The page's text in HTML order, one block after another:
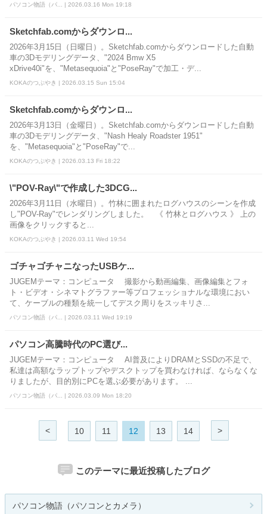
パソコン物語（パ... | 2026.03.16 Mon 19:18
Sketchfab.comからダウンロ...
2026年3月15日（日曜日）。Sketchfab.comからダウンロードした自動
車の3Dモデリングデータ、"2024 Bmw X5
xDrive40i"を、"Metasequoia"と"PoseRay"で加工・デ...
KOKAのつぶやき | 2026.03.15 Sun 15:04
Sketchfab.comからダウンロ...
2026年3月13日（金曜日）。Sketchfab.comからダウンロードした自動
車の3Dモデリングデータ、"Nash Healy Roadster 1951"
を、"Metasequoia"と"PoseRay"で...
KOKAのつぶやき | 2026.03.13 Fri 18:22
\"POV-Ray\"で作成した3DCG...
2026年3月11日（水曜日）。竹林に囲まれたログハウスのシーンを作成
し"POV-Ray"でレンダリングしました。 《 竹林とログハウス 》 上の
画像をクリックすると...
KOKAのつぶやき | 2026.03.11 Wed 19:54
ゴチャゴチャニなったUSBケ...
JUGEMテーマ：コンピュータ 撮影から動画編集、画像編集とフォ
ト・ビデオ・シネマトグラファー等プロフェッショナルな環境におい
て、ケーブルの種類を統一してデスク周りをスッキリさ...
パソコン物語（パ... | 2026.03.11 Wed 19:19
パソコン高騰時代のPC選び...
JUGEMテーマ：コンピュータ AI普及によりDRAMとSSDの不足で、
私達は高額なラップトップやデスクトップを買わなければ、ならなくな
りましたが、目的別にPCを選ぶ必要があります。 ...
パソコン物語（パ... | 2026.03.09 Mon 18:20
< 10 11 12 13 14 >
このテーマに最近投稿したブログ
パソコン物語（パソコンとカメラ）